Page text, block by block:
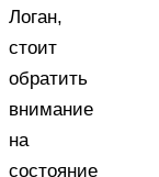
Логан,
стоит
обратить
внимание
на
состояние